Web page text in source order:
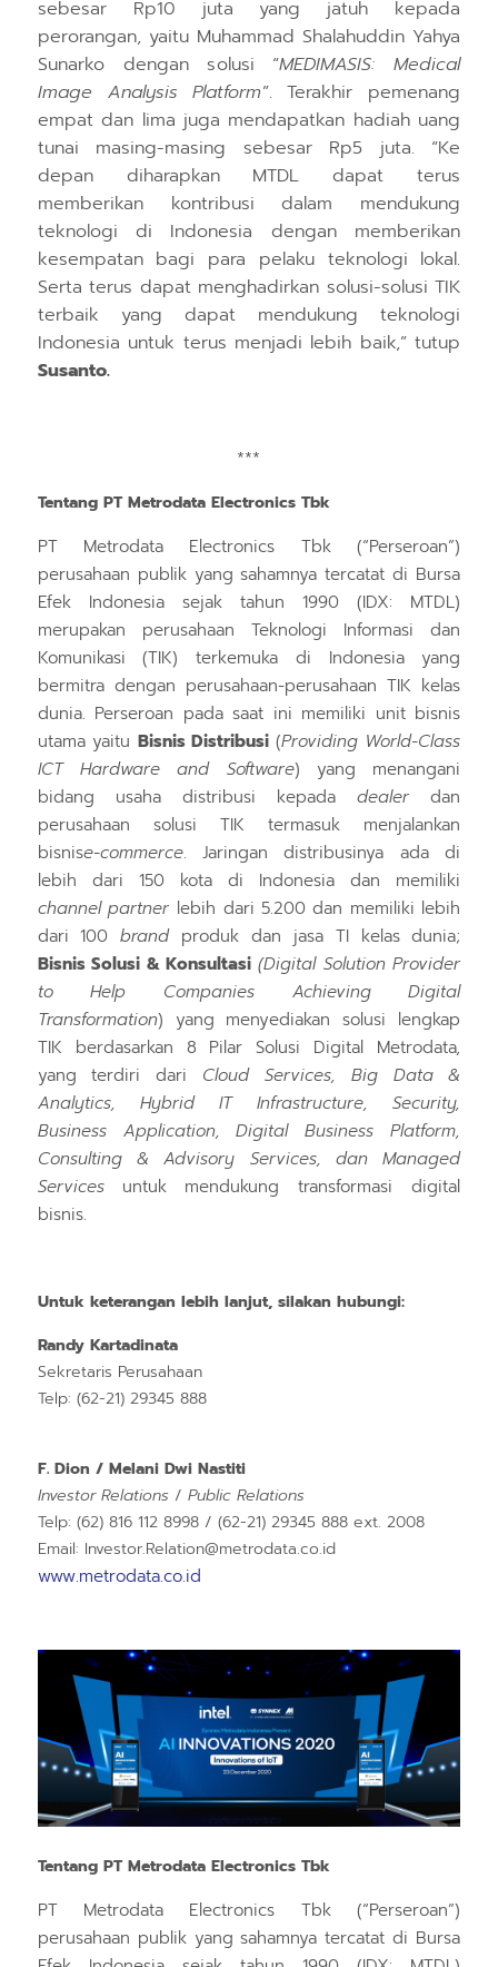
sebesar Rp10 juta yang jatuh kepada
perorangan, yaituMuhammad Shalahuddin Yahya
Sunarkodengan solusi “MEDIMASIS: Medical
Image Analysis Platform”. Terakhir pemenang
empat dan lima juga mendapatkan hadiah uang
tunai masing-masing sebesar Rp5 juta. “Ke
depan diharapkan MTDL dapat terus
memberikan kontribusi dalam mendukung
teknologi di Indonesia dengan memberikan
kesempatan bagi para pelaku teknologi lokal.
Serta terus dapat menghadirkan solusi-solusi TIK
terbaik yang dapat mendukung teknologi
Indonesia untuk terus menjadi lebih baik,” tutup
Susanto.
***
Tentang PT Metrodata Electronics Tbk
PT Metrodata Electronics Tbk (“Perseroan”)
perusahaan publik yang sahamnya tercatat di Bursa
Efek Indonesia sejak tahun 1990 (IDX: MTDL)
merupakan perusahaan Teknologi Informasi dan
Komunikasi (TIK) terkemuka di Indonesia yang
bermitra dengan perusahaan-perusahaan TIK kelas
dunia. Perseroan pada saat ini memiliki unit bisnis
utama yaitu Bisnis Distribusi (Providing World-Class
ICT Hardware and Software) yang menangani
bidang usaha distribusi kepadadealerdan
perusahaan solusi TIK termasuk menjalankan
bisnise-commerce. Jaringan distribusinya ada di
lebih dari 150 kota di Indonesia dan memiliki
channel partner lebih dari 5.200 dan memiliki lebih
dari 100brand produk dan jasa TI kelas dunia;
Bisnis Solusi & Konsultasi (Digital Solution Provider
to Help Companies Achieving Digital
Transformation) yang menyediakan solusi lengkap
TIK berdasarkan 8 Pilar Solusi Digital Metrodata,
yang terdiri dari Cloud Services, Big Data &
Analytics, Hybrid IT Infrastructure, Security,
Business Application, Digital Business Platform,
Consulting & Advisory Services, dan Managed
Services
untuk mendukung transformasi digital
bisnis.
Untuk keterangan lebih lanjut, silakan hubungi:
Randy Kartadinata
Sekretaris Perusahaan
Telp: (62-21) 29345 888
F. Dion / Melani Dwi Nastiti
Investor Relations / Public Relations
Telp: (62) 816 112 8998 / (62-21) 29345 888 ext. 2008
Email: Investor.Relation@metrodata.co.id
www.metrodata.co.id
Tentang PT Metrodata Electronics Tbk
PT Metrodata Electronics Tbk (“Perseroan”)
perusahaan publik yang sahamnya tercatat di Bursa